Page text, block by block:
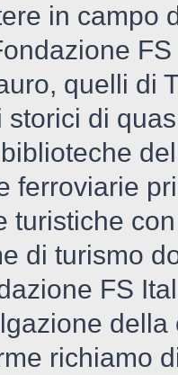
in campo
quelli di
storici di
ferroviarie
turistiche
di turismo
FS
della
richiamo